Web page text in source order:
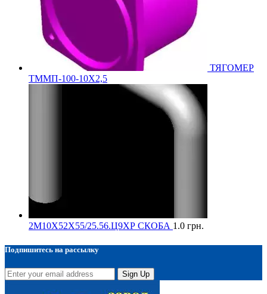
ТЯГОМЕР
ТММП-100-10Х2,5
2М10Х52Х55/25.56.Ц9ХР СКОБА 1.0 грн.
Подпишитесь на рассылку
Sign Up